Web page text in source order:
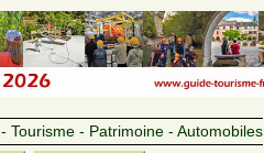
Tourisme - Patrimoine - Automobiles